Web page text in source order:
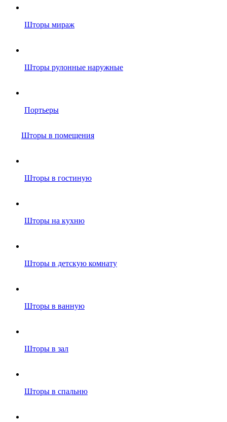
Шторы мираж
Шторы рулонные наружные
Портьеры
Шторы в помещения
Шторы в гостиную
Шторы на кухню
Шторы в детскую комнату
Шторы в ванную
Шторы в зал
Шторы в спальню